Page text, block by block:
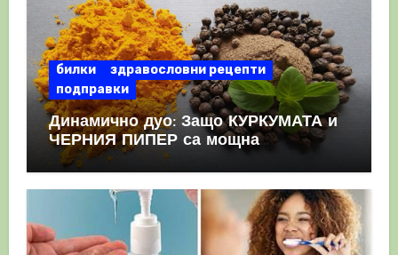
билки
здравословни рецепти
подправки
Динамично дуо: Защо КУРКУМАТА и
ЧЕРНИЯ ПИПЕР са мощна
комбинация